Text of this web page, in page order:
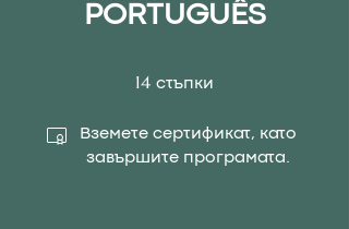
PORTUGUÊS
14 стъпки
Вземете сертификат, като
завършите програмата.